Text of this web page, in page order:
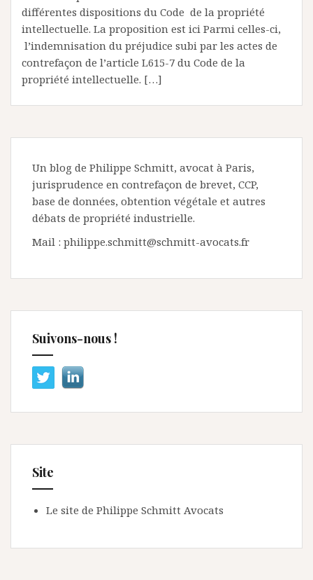
différentes dispositions du Code de la propriété
intellectuelle. La proposition est ici Parmi celles-ci,
l’indemnisation du préjudice subi par les actes de
contrefaçon de l’article L615-7 du Code de la
propriété intellectuelle. […]
Un blog de Philippe Schmitt, avocat à Paris,
jurisprudence en contrefaçon de brevet, CCP,
base de données, obtention végétale et autres
débats de propriété industrielle.
Mail : philippe.schmitt@schmitt-avocats.fr
Suivons-nous !
Site
Le site de Philippe Schmitt Avocats